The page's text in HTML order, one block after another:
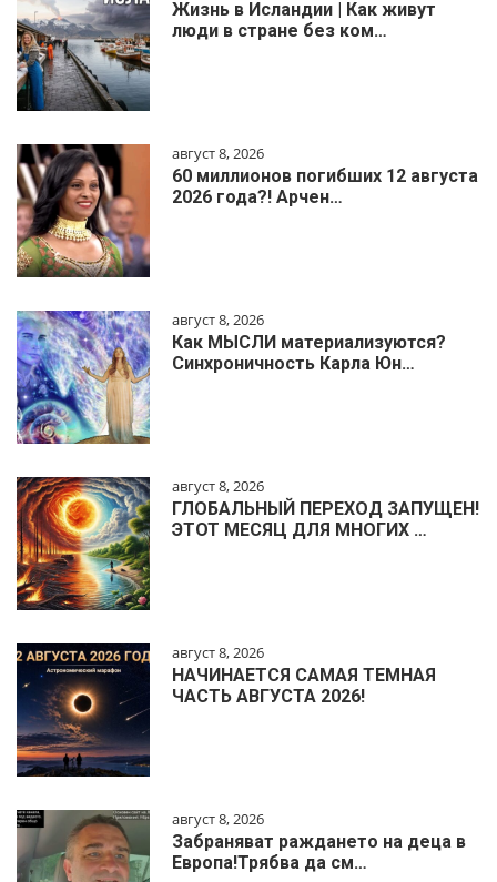
Жизнь в Исландии | Как живут
люди в стране без ком…
август 8, 2026
60 миллионов погибших 12 августа
2026 года?! Арчен…
август 8, 2026
Как МЫСЛИ материализуются?
Синхроничность Карла Юн…
август 8, 2026
ГЛОБАЛЬНЫЙ ПЕРЕХОД ЗАПУЩЕН!
ЭТОТ МЕСЯЦ ДЛЯ МНОГИХ …
август 8, 2026
НАЧИНАЕТСЯ САМАЯ ТЕМНАЯ
ЧАСТЬ АВГУСТА 2026!
август 8, 2026
Забраняват раждането на деца в
Европа!Трябва да см…